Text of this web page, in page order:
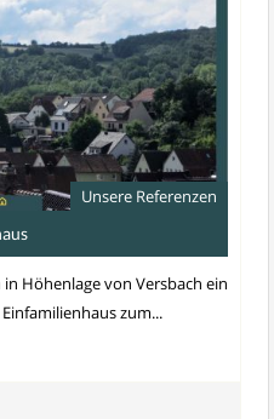
Unsere Referenzen
Höhenlage von Versbach ein
zum...